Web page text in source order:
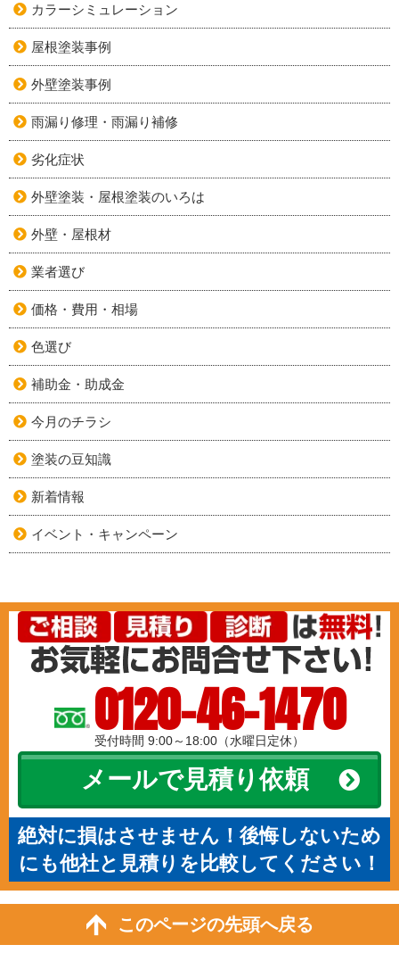
カラーシミュレーション
屋根塗装事例
外壁塗装事例
雨漏り修理・雨漏り補修
劣化症状
外壁塗装・屋根塗装のいろは
外壁・屋根材
業者選び
価格・費用・相場
色選び
補助金・助成金
今月のチラシ
塗装の豆知識
新着情報
イベント・キャンペーン
0120-46-1470
受付時間 9:00～18:00（水曜日定休）
メールで見積り依頼
絶対に損はさせません！後悔しないため
にも他社と見積りを比較してください！
このページの先頭へ戻る